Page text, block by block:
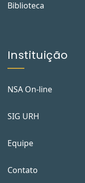
Biblioteca
Instituição
NSA On-line
SIG URH
Equipe
Contato